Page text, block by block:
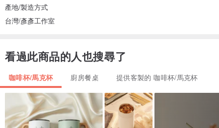
產地/製造方式
台灣/彥彥工作室
看過此商品的人也搜尋了
咖啡杯/馬克杯 廚房餐桌 提供客製的 咖啡杯/馬克杯